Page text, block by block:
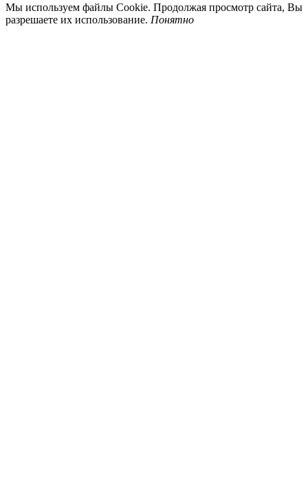
Мы используем файлы Cookie. Продолжая просмотр сайта, Вы
разрешаете их использование. Понятно